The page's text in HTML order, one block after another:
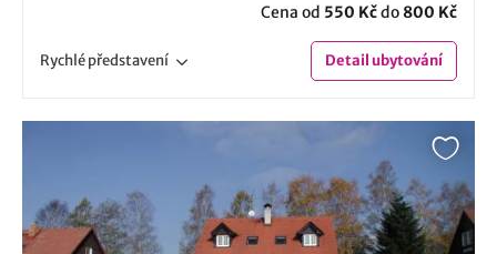
Cena od 550 Kčdo 800 Kč
Rychlépředstavení Detailubytování